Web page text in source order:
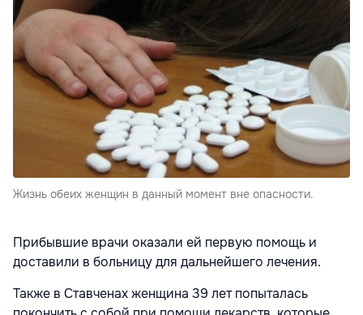
Жизнь обеих женщин в данный момент вне опасности.
Прибывшие врачи оказали ей первую помощь и
доставили в больницу для дальнейшего лечения.
Также в Ставченах женщина 39 лет попыталась